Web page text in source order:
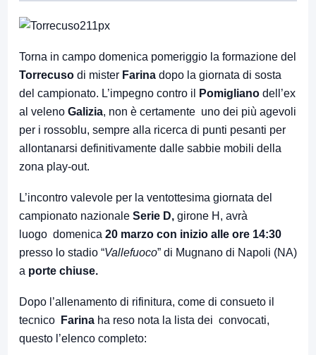
Torna in campo domenica pomeriggio la formazione del
Torrecuso di mister Farina dopo la giornata di sosta
del campionato. L’impegno contro il
Pomigliano dell’ex
al veleno Galizia, non è certamente uno dei più agevoli
per i rossoblu, sempre alla ricerca di punti pesanti per
allontanarsi definitivamente dalle sabbie mobili della
zona play-out.
L’incontro valevole per la ventottesima giornata del
campionato nazionale Serie D, girone H, avrà
luogo domenica 20 marzo con inizio alle ore 14:30
presso lo stadio “Vallefuoco” di Mugnano di Napoli (NA)
a porte chiuse.
Dopo l’allenamento di rifinitura, come di consueto il
tecnico
Farina ha reso nota la lista dei convocati,
questo l’elenco completo: